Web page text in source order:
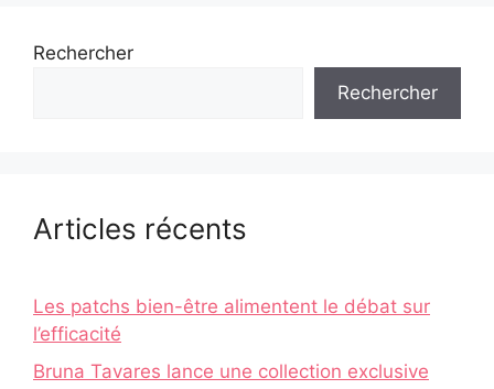
Rechercher
Rechercher
Articles récents
Les patchs bien-être alimentent le débat sur
l’efficacité
Bruna Tavares lance une collection exclusive